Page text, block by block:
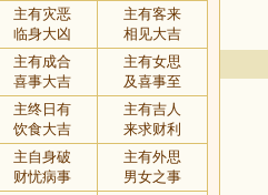
主有灾恶
临身大凶
主有客来
相见大吉
主有成合
喜事大吉
主有女思
及喜事至
主终日有
饮食大吉
主有吉人
来求财利
主自身破
财忧病事
主有外思
男女之事